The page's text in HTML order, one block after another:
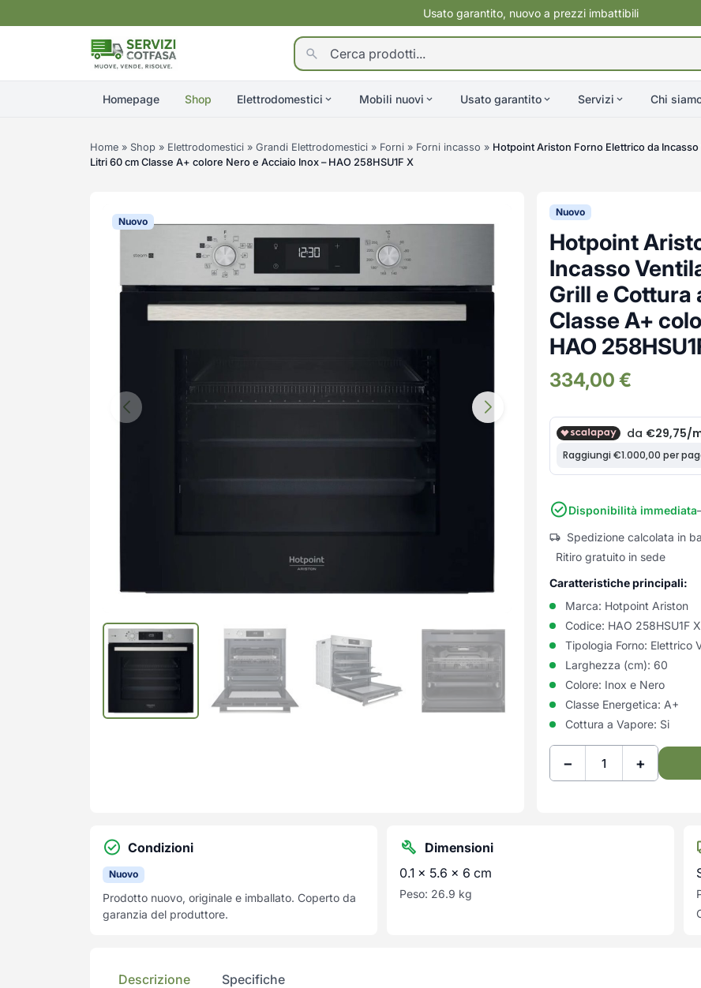
Usato garantito, nuovo a prezzi imbattibili
Homepage Shop Elettrodomestici Mobili nuovi Usato garantito Servizi Chi
Home » Shop » Elettrodomestici » Grandi Elettrodomestici » Forni » Forni incasso » Hotpoint Ariston Forno Elettrico da
Litri 60 cm Classe A+ colore Nero e Acciaio Inox – HAO 258HSU1F X
Nuovo
Nuovo
Hotpoint
Incasso
Grill e Cottura
Classe A+
HAO
334,00 €
Disponibilità immediata
Spedizione calcolata in
Ritiro gratuito in sede
Caratteristiche principali:
Marca: Hotpoint Ariston
Codice: HAO 258HSU1F X
Tipologia Forno: Elettrico
Larghezza (cm): 60
Colore: Inox e Nero
Classe Energetica: A+
Cottura a Vapore: Si
− +
Condizioni
Nuovo
Prodotto nuovo, originale e imballato. Coperto da
garanzia del produttore.
Dimensioni
0.1 × 5.6 × 6 cm
Peso: 26.9 kg
Descrizione Specifiche